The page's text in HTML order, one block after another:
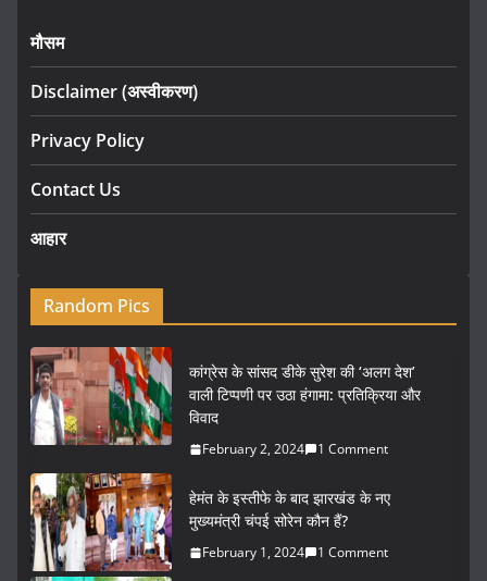
मौसम
Disclaimer (अस्वीकरण)
Privacy Policy
Contact Us
आहार
Random Pics
कांग्रेस के सांसद डीके सुरेश की ‘अलग देश’
वाली टिप्पणी पर उठा हंगामा: प्रतिक्रिया और
विवाद
February 2, 2024 1 Comment
हेमंत के इस्तीफे के बाद झारखंड के नए
मुख्यमंत्री चंपई सोरेन कौन हैं?
February 1, 2024 1 Comment